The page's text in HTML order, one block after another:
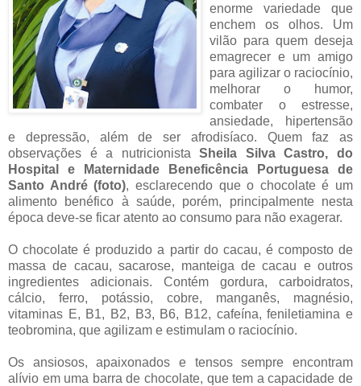
enorme variedade que
enchem os olhos. Um
vilão para quem deseja
emagrecer e um amigo
para agilizar o raciocínio,
melhorar o humor,
combater o estresse,
ansiedade, hipertensão
e depressão, além de ser afrodisíaco. Quem faz as
observações é a nutricionistaSheila Silva Castro, do
Hospital e Maternidade Beneficência Portuguesa de
Santo André (foto), esclarecendo que o chocolate é um
alimento benéfico à saúde, porém, principalmente nesta
época deve-se ficar atento ao consumo para não exagerar.
O chocolate é produzido a partir do cacau, é composto de
massa de cacau, sacarose, manteiga de cacau e outros
ingredientes adicionais. Contém gordura, carboidratos,
cálcio, ferro, potássio, cobre, manganês, magnésio,
vitaminas E, B1, B2, B3, B6, B12, cafeína, feniletiamina e
teobromina, que agilizam e estimulam o raciocínio.
Os ansiosos, apaixonados e tensos sempre encontram
alívio em uma barra de chocolate, que tem a capacidade de